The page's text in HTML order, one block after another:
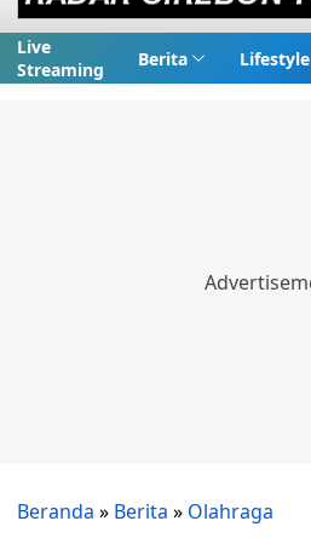
Live
Streaming
Berita Lifestyle
Beranda » Berita » Olahraga